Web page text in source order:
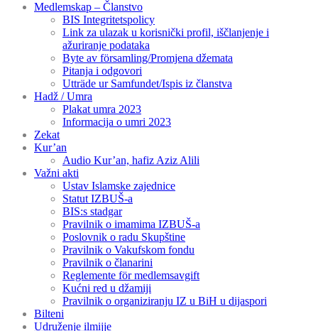
Medlemskap – Članstvo
BIS Integritetspolicy
Link za ulazak u korisnički profil, iščlanjenje i
ažuriranje podataka
Byte av församling/Promjena džemata
Pitanja i odgovori
Utträde ur Samfundet/Ispis iz članstva
Hadž / Umra
Plakat umra 2023
Informacija o umri 2023
Zekat
Kur’an
Audio Kur’an, hafiz Aziz Alili
Važni akti
Ustav Islamske zajednice
Statut IZBUŠ-a
BIS:s stadgar
Pravilnik o imamima IZBUŠ-a
Poslovnik o radu Skupštine
Pravilnik o Vakufskom fondu
Pravilnik o članarini
Reglemente för medlemsavgift
Kućni red u džamiji
Pravilnik o organiziranju IZ u BiH u dijaspori
Bilteni
Udruženje ilmijje